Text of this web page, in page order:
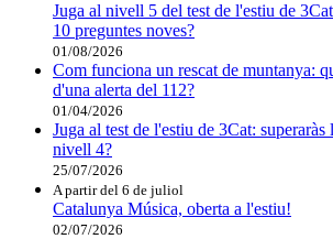
Juga al nivell 5 del test de l'estiu de
10 preguntes noves?
01/08/2026
Com funciona un rescat de muntanya:
d'una alerta del 112?
01/04/2026
Juga al test de l'estiu de 3Cat: superaràs
nivell 4?
25/07/2026
A partir del 6 de juliol
Catalunya Música, oberta a l'estiu!
02/07/2026